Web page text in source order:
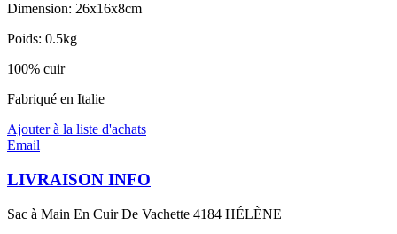
Dimension: 26x16x8cm
Poids: 0.5kg
100% cuir
Fabriqué en Italie
Ajouter à la liste d'achats
Email
LIVRAISON INFO
Sac à Main En Cuir De Vachette 4184 HÉLÈNE